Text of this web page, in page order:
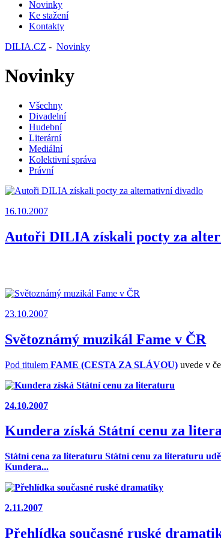
Novinky
Ke stažení
Kontakty
DILIA.CZ - Novinky
Novinky
Všechny
Divadelní
Hudební
Literární
Mediální
Kolektivní správa
Právní
16.10.2007
Autoři DILIA získali pocty za
23.10.2007
Světoznámý muzikál Fame v ČR
Pod titulem FAME (CESTA ZA SLÁVOU) uvede v
24.10.2007
Kundera získá Státní cenu za
Státní cena za literaturu Státní cenu za literaturu
Kundera...
2.11.2007
Přehlídka současné ruské